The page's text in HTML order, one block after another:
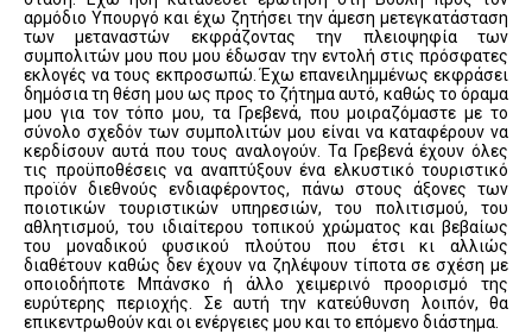
αρμόδιο Υπουργό και έχω ζητήσει την άμεση μετεγκατάσταση
των μεταναστών εκφράζοντας την πλειοψηφία των
συμπολιτών μου που μου έδωσαν την εντολή στις πρόσφατες
εκλογές να τους εκπροσωπώ. Έχω επανειλημμένως εκφράσει
δημόσια τη θέση μου ως προς το ζήτημα αυτό, καθώς το όραμα
μου για τον τόπο μου, τα Γρεβενά, που μοιραζόμαστε με το
σύνολο σχεδόν των συμπολιτών μου είναι να καταφέρουν να
κερδίσουν αυτά που τους αναλογούν. Τα Γρεβενά έχουν όλες
τις προϋποθέσεις να αναπτύξουν ένα ελκυστικό τουριστικό
προϊόν διεθνούς ενδιαφέροντος, πάνω στους άξονες των
ποιοτικών τουριστικών υπηρεσιών, του πολιτισμού, του
αθλητισμού, του ιδιαίτερου τοπικού χρώματος και βεβαίως
του μοναδικού φυσικού πλούτου που έτσι κι αλλιώς
διαθέτουν καθώς δεν έχουν να ζηλέψουν τίποτα σε σχέση με
οποιοδήποτε Μπάνσκο ή άλλο χειμερινό προορισμό της
ευρύτερης περιοχής. Σε αυτή την κατεύθυνση λοιπόν, θα
επικεντρωθούν και οι ενέργειες μου και το επόμενο διάστημα.